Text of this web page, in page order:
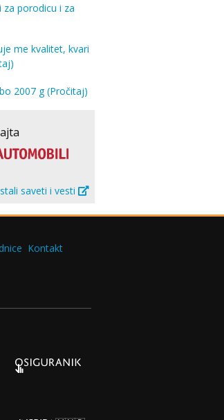
porodicu i za
me kvalitet, kvari
2007 g(Pročitaj)
saveti i vesti
Kontakt